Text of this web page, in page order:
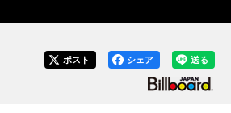
送る
シェア
ポスト